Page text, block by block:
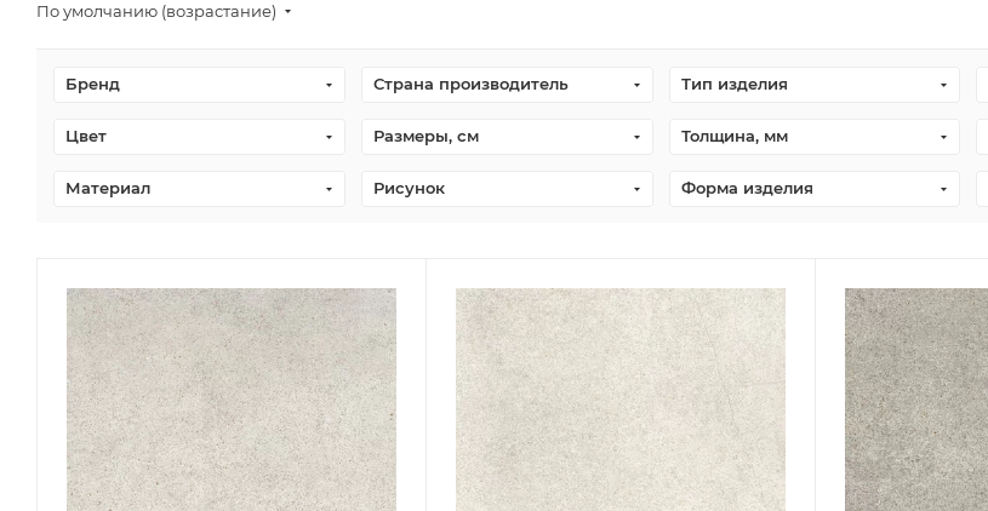
По умолчанию (возрастание)
Бренд Страна производитель Тип изделия
Цвет Размеры, см Толщина, мм
Материал Рисунок Форма изделия